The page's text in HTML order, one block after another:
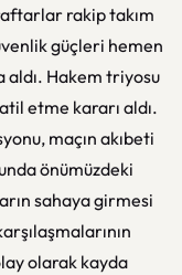
rakip takım
güçleri hemen
aldı. Hakem triyosu
etme kararı aldı.
maçın akıbeti
önümüzdeki
sahaya girmesi
olarak kayda